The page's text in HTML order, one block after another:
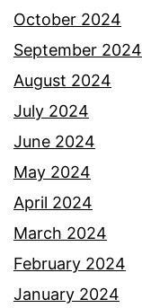
October 2024
September 2024
August 2024
July 2024
June 2024
May 2024
April 2024
March 2024
February 2024
January 2024